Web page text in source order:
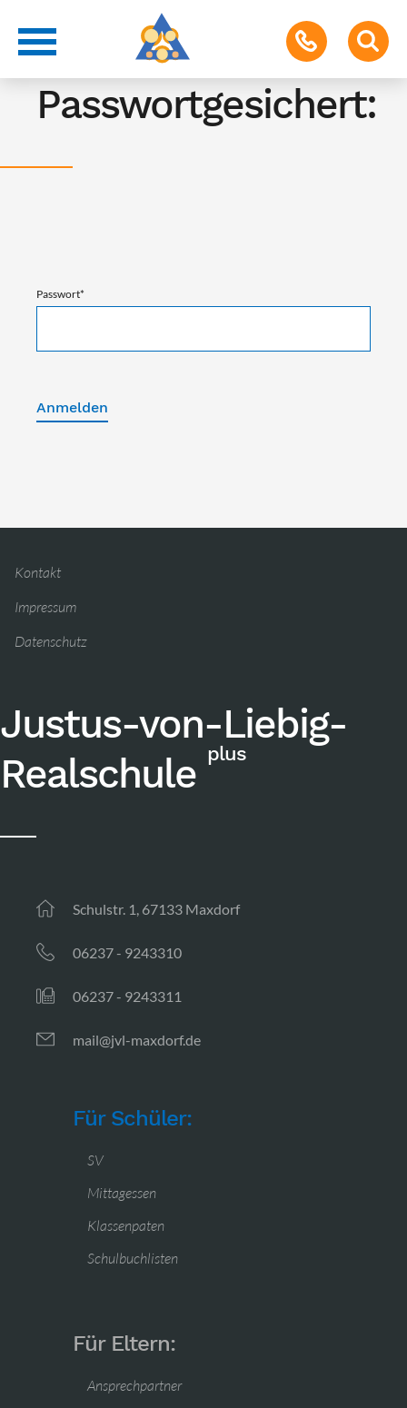
Achtung!
Passwortgesichert:
Passwort*
Anmelden
Kontakt
Impressum
Datenschutz
Justus-von-Liebig-
Realschule plus
Schulstr. 1, 67133 Maxdorf
06237 - 9243310
06237 - 9243311
mail@jvl-maxdorf.de
Für Schüler:
SV
Mittagessen
Klassenpaten
Schulbuchlisten
Für Eltern:
Ansprechpartner